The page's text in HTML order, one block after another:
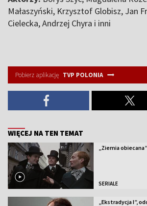
Małaszyński, Krzysztof Globisz, Jan
Cielecka, Andrzej Chyra i inni
Pobierz aplikację TVP POLONIA
WIĘCEJ NA TEN TEMAT
„Ziemia
SERIALE
„Ekstradycja I”,